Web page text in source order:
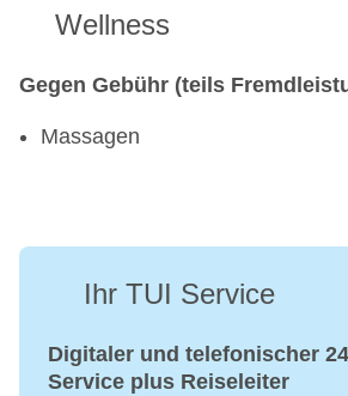
Wellness
Gegen Gebühr (teils
Massagen
Ihr TUI Service
Digitaler und telefonischer
Service plus Reiseleiter